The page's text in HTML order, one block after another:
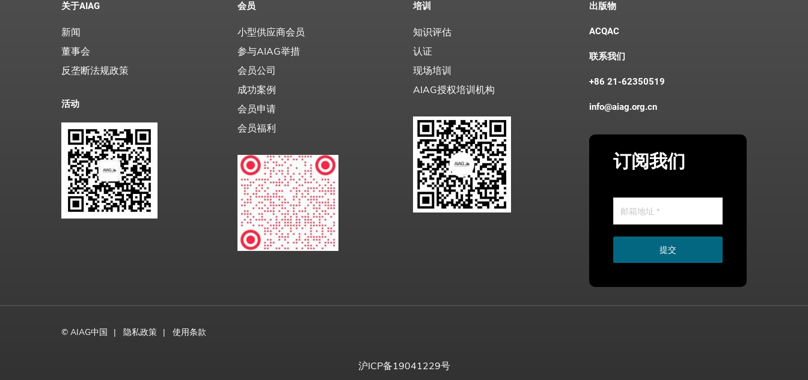
关于AIAG
新闻
董事会
反垄断法规政策
活动
会员
小型供应商会员
参与AIAG举措
会员公司
成功案例
会员申请
会员福利
培训
知识评估
认证
现场培训
AIAG授权培训机构
出版物
ACQAC
联系我们
+86 21-62350519
info@aiag.org.cn
订阅我们
提交
© AIAG中国 隐私政策 使用条款
沪ICP备19041229号